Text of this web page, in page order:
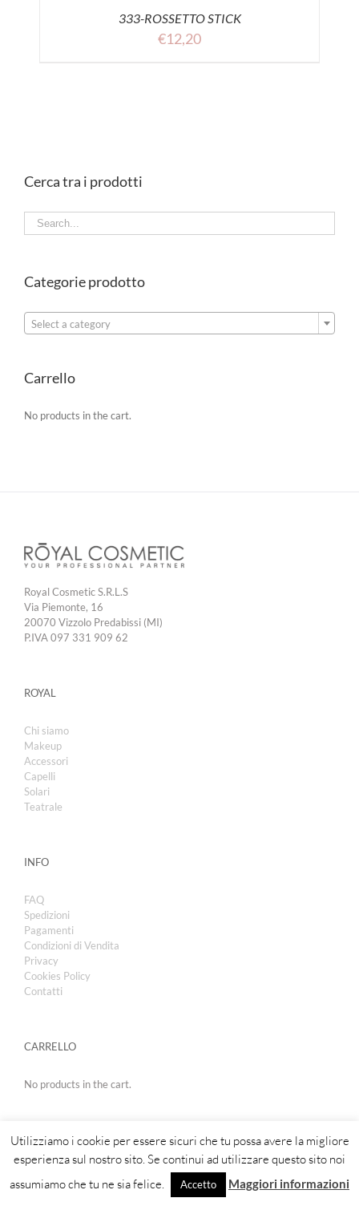
333-ROSSETTO STICK
€12,20
Cerca tra i prodotti
Categorie prodotto
Select a category
Carrello
No products in the cart.
Royal Cosmetic S.R.L.S
Via Piemonte, 16
20070 Vizzolo Predabissi (MI)
P.IVA 097 331 909 62
ROYAL
Chi siamo
Makeup
Accessori
Capelli
Solari
Teatrale
INFO
FAQ
Spedizioni
Pagamenti
Condizioni di Vendita
Privacy
Cookies Policy
Contatti
CARRELLO
No products in the cart.
Copyright 2019 | Royal Cosmetic
Utilizziamo i cookie per essere sicuri che tu possa avere la migliore
esperienza sul nostro sito. Se continui ad utilizzare questo sito noi
assumiamo che tu ne sia felice.
Accetto Maggiori informazioni